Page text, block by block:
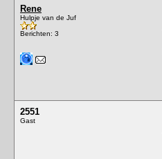
Rene
Hulpje van de Juf
Berichten: 3
2551
Gast